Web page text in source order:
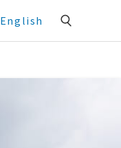
English